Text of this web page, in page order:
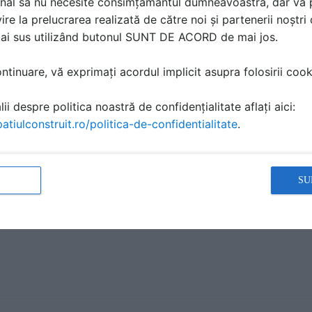
mobili fonoizolant TABIEXPERT - TX-87
TEHNICA | 8 P | LIMBA: RO
mobili fonoizolant TABIEXPERT - TX-70
la prelucrarea realizată de către noi și partenerii noștri
sus utilizând butonul SUNT DE ACORD de mai jos.
vă exprimați acordul implicit asupra folosirii
despre politica noastră de confidențialitate aflați aici:
politica-de-confidentialitate.